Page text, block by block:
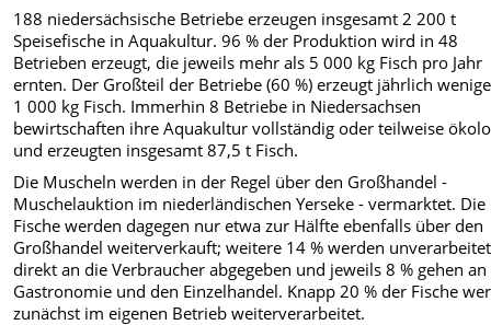
188 niedersächsische Betriebe erzeugen insgesamt 2 200 t
Speisefische in Aquakultur. 96 % der Produktion wird in 48
Betrieben erzeugt, die jeweils mehr als 5 000 kg Fisch pro Jahr
ernten. Der Großteil der Betriebe (60 %) erzeugt jährlich
1 000 kg Fisch. Immerhin 8 Betriebe in Niedersachsen
bewirtschaften ihre Aquakultur vollständig oder teilweise
und erzeugten insgesamt 87,5 t Fisch.
Die Muscheln werden in der Regel über den Großhandel -
Muschelauktion im niederländischen Yerseke - vermarktet. Die
Fische werden dagegen nur etwa zur Hälfte ebenfalls über den
Großhandel weiterverkauft; weitere 14 % werden unverarbeitet
direkt an die Verbraucher abgegeben und jeweils 8 % gehen
Gastronomie und den Einzelhandel. Knapp 20 % der Fische
zunächst im eigenen Betrieb weiterverarbeitet.